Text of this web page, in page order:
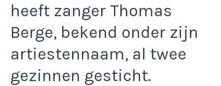
heeft zanger Thomas
Berge, bekend onder zijn
artiestennaam, al twee
gezinnen gesticht.